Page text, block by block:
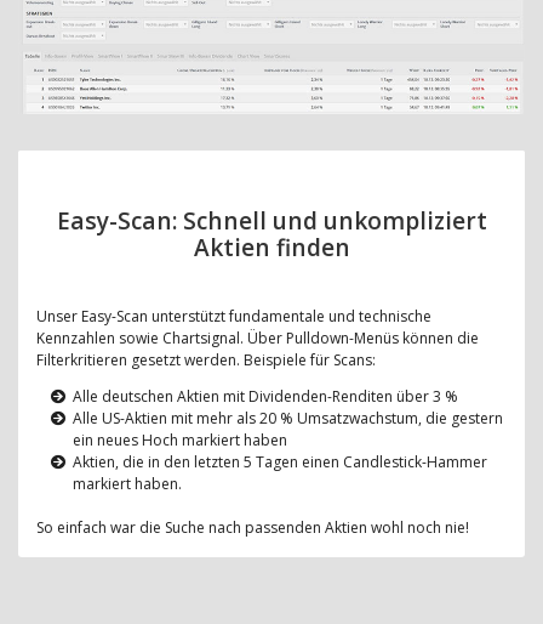
Easy-Scan: Schnell und unkompliziert
Aktien finden
Unser Easy-Scan unterstützt fundamentale und technische
Kennzahlen sowie Chartsignal. Über Pulldown-Menüs können die
Filterkritieren gesetzt werden. Beispiele für Scans:
Alle deutschen Aktien mit Dividenden-Renditen über 3 %
Alle US-Aktien mit mehr als 20 % Umsatzwachstum, die gestern
ein neues Hoch markiert haben
Aktien, die in den letzten 5 Tagen einen Candlestick-Hammer
markiert haben.
So einfach war die Suche nach passenden Aktien wohl noch nie!